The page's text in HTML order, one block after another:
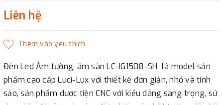
Liên hệ
Đèn Led Âm tường, âm sàn LC-IG1508-SH là model sản
phẩm cao cấp Luci-Lux với thiết kế đơn giản, nhỏ và tinh
sảo, sản phẩm được tiện CNC với kiểu dáng sang trọng, sử